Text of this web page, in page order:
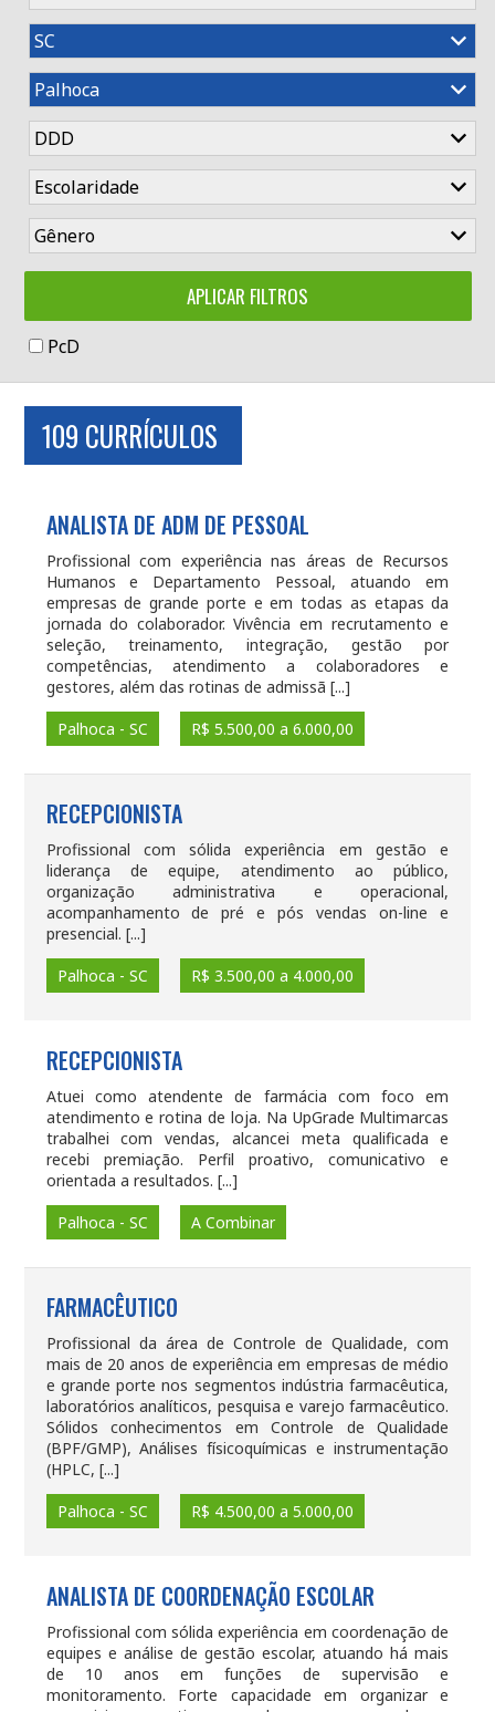
PcD
109 CURRÍCULOS
ANALISTA DE ADM DE PESSOAL
Profissional com experiência nas áreas de Recursos
Humanos e Departamento Pessoal, atuando em
empresas de grande porte e em todas as etapas da
jornada do colaborador. Vivência em recrutamento e
seleção, treinamento, integração, gestão por
competências, atendimento a colaboradores e
gestores, além das rotinas de admissã [...]
Palhoca - SC
R$ 5.500,00 a 6.000,00
RECEPCIONISTA
Profissional com sólida experiência em gestão e
liderança de equipe, atendimento ao público,
organização administrativa e operacional,
acompanhamento de pré e pós vendas on-line e
presencial. [...]
Palhoca - SC
R$ 3.500,00 a 4.000,00
RECEPCIONISTA
Atuei como atendente de farmácia com foco em
atendimento e rotina de loja. Na UpGrade Multimarcas
trabalhei com vendas, alcancei meta qualificada e
recebi premiação. Perfil proativo, comunicativo e
orientada a resultados. [...]
Palhoca - SC
A Combinar
FARMACÊUTICO
Profissional da área de Controle de Qualidade, com
mais de 20 anos de experiência em empresas de médio
e grande porte nos segmentos indústria farmacêutica,
laboratórios analíticos, pesquisa e varejo farmacêutico.
Sólidos conhecimentos em Controle de Qualidade
(BPF/GMP), Análises físicoquímicas e instrumentação
(HPLC, [...]
Palhoca - SC
R$ 4.500,00 a 5.000,00
ANALISTA DE COORDENAÇÃO ESCOLAR
Profissional com sólida experiência em coordenação de
equipes e análise de gestão escolar, atuando há mais
de 10 anos em funções de supervisão e
monitoramento. Forte capacidade em organizar e